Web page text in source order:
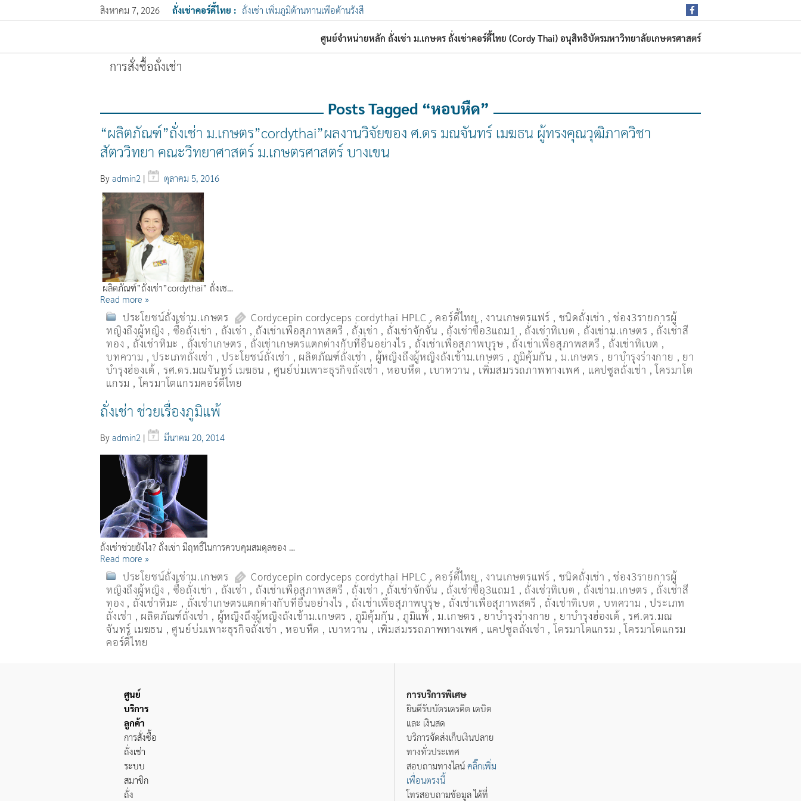
สิงหาคม 7, 2026 ถั่งเช่าคอร์ดี้ไทย : ถั่งเช่า เพิ่มภูมิต้านทานเพื่อต้านรังสี
ศูนย์จำหน่ายหลัก ถั่งเช่า ม.เกษตร ถั่งเช่าคอร์ดี้ไทย (Cordy Thai) อนุสิทธิบัตรมหาวิทยาลัยเกษตรศาสตร์
การสั่งซื้อถั่งเช่า
Posts Tagged “หอบหืด”
“ผลิตภัณฑ์”ถั่งเช่า ม.เกษตร”cordythai”ผลงานวิจัยของ ศ.ดร มณจันทร์ เมฆธน ผู้ทรงคุณวุฒิภาควิชา
สัตววิทยา คณะวิทยาศาสตร์ ม.เกษตรศาสตร์ บางเขน
By admin2 | ตุลาคม 5, 2016
ผลิตภัณฑ์”ถั่งเช่า”cordythai” ถั่งเช…
Read more »
ประโยชน์ถั่งเช่าม.เกษตร Cordycepin cordyceps cordythai HPLC , คอร์ดี้ไทย ,งานเกษตรแฟร์ , ชนิดถั่งเช่า ,ช่อง3รายการผู้
หญิงถึงผู้หญิง , ซื้อถั่งเช่า , ถังเช่า , ถังเช่าเพื่อสุภาพสตรี , ถั่งเช่า , ถั่งเช่าจักจั่น , ถั่งเช่าซื้อ3แถม1 , ถั่งเช่าทิเบต , ถั่งเช่าม.เกษตร , ถั่งเช่าสี
ทอง , ถั่งเช่าหิมะ , ถั่งเช่าเกษตร , ถั่งเช่าเกษตรแตกต่างกับที่อื่นอย่างไร , ถั่งเช่าเพื่อสุภาพบุรุษ , ถั่งเช่าเพื่อสุภาพสตรี , ถั่่งเช่าทิเบต ,
บทความ ,ประเภทถั่งเช่า ,ประโยชน์ถั่งเช่า , ผลิตภัณฑ์ถั่งเช่า , ผู้หญิงถึงผู้หญิงถังเช้าม.เกษตร , ภูมิคุ้มกัน , ม.เกษตร , ยาบำรุงร่างกาย , ยา
บำรุงฮ่องเต้ , รศ.ดร.มณจันทร์ เมฆธน , ศูนย์บ่มเพาะธุรกิจถั่งเช่า ,หอบหืด , เบาหวาน , เพิ่มสมรรถภาพทางเพศ , แคปซูลถั่งเช่า ,โครมาโต
แกรม ,โครมาโตแกรมคอร์ดี้ไทย
ถั่งเช่า ช่วยเรื่องภูมิแพ้
By admin2 | มีนาคม 20, 2014
ถั่งเช่าช่วยยังไง? ถั่งเช่า มีฤทธิ์ในการควบคุมสมดุลของ …
Read more »
ประโยชน์ถั่งเช่าม.เกษตร Cordycepin cordyceps cordythai HPLC , คอร์ดี้ไทย ,งานเกษตรแฟร์ , ชนิดถั่งเช่า ,ช่อง3รายการผู้
หญิงถึงผู้หญิง , ซื้อถั่งเช่า , ถังเช่า , ถังเช่าเพื่อสุภาพสตรี , ถั่งเช่า , ถั่งเช่าจักจั่น , ถั่งเช่าซื้อ3แถม1 , ถั่งเช่าทิเบต , ถั่งเช่าม.เกษตร , ถั่งเช่าสี
ทอง , ถั่งเช่าหิมะ , ถั่งเช่าเกษตรแตกต่างกับที่อื่นอย่างไร , ถั่งเช่าเพื่อสุภาพบุรุษ , ถั่งเช่าเพื่อสุภาพสตรี , ถั่่งเช่าทิเบต ,บทความ ,ประเภท
ถั่งเช่า , ผลิตภัณฑ์ถั่งเช่า , ผู้หญิงถึงผู้หญิงถังเช้าม.เกษตร , ภูมิคุ้มกัน , ภูมิแพ้ ,ม.เกษตร , ยาบำรุงร่างกาย , ยาบำรุงฮ่องเต้ ,รศ.ดร.มณ
จันทร์ เมฆธน , ศูนย์บ่มเพาะธุรกิจถั่งเช่า ,หอบหืด , เบาหวาน , เพิ่มสมรรถภาพทางเพศ , แคปซูลถั่งเช่า ,โครมาโตแกรม ,โครมาโตแกรม
คอร์ดี้ไทย
ศูนย์
บริการ
ลูกค้า
การสั่งซื้อ
ถั่งเช่า
ระบบ
สมาชิก
ถั่ง
การบริการพิเศษ
ยินดีรับบัตรเดรดิต เดบิต
และ เงินสด
บริการจัดส่งเก็บเงินปลาย
ทางทั่วประเทศ
สอบถามทางไลน์ คลิ๊กเพิ่ม
เพื่อนตรงนี้
โทรสอบถามข้อมูล ได้ที่